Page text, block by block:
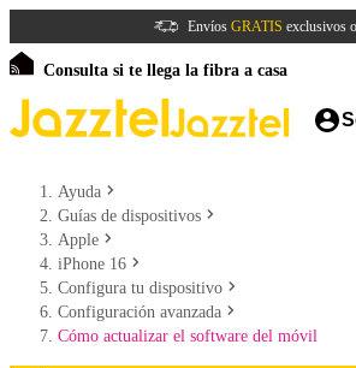
Envíos GRATIS exclusivos
Consulta si te llega la fibra a casa
Ayuda
Guías de dispositivos
Apple
iPhone 16
Configura tu dispositivo
Configuración avanzada
Cómo actualizar el software del móvil